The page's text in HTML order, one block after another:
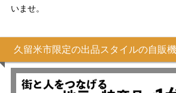
いませ。
久留米市限定の出品スタイルの自販機